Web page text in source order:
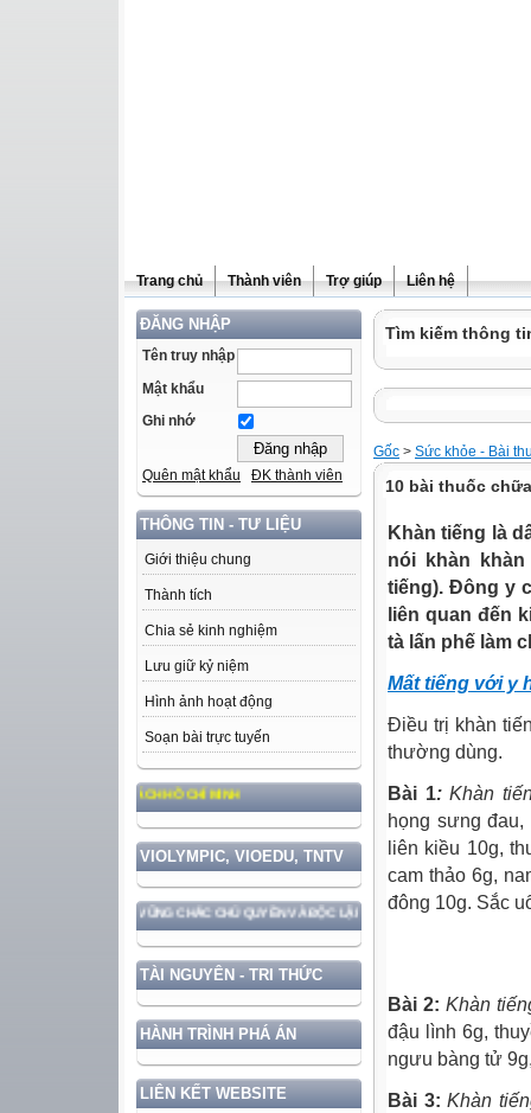
Trang chủ Thành viên Trợ giúp Liên hệ
ĐĂNG NHẬP
Tên truy nhập
Mật khẩu
Ghi nhớ
Quên mật khẩu ĐK thành viên
THÔNG TIN - TƯ LIỆU
Giới thiệu chung
Thành tích
Chia sẻ kinh nghiệm
Lưu giữ kỷ niệm
Hình ảnh hoạt động
Soạn bài trực tuyến
ĐỨC, PHONG CÁCH HỒ CHÍ MINH
VIOLYMPIC, VIOEDU, TNTV
VỚI BẢO VỆ VỮNG CHẮC CHỦ QUYỀN VÀ ĐỘC LẬP DÂN TỘC!
TÀI NGUYÊN - TRI THỨC
HÀNH TRÌNH PHÁ ÁN
LIÊN KẾT WEBSITE
Tìm kiếm thông
Gốc > Sức khỏe - Bài
10 bài thuốc
Khàn tiếng là
nói khàn
tiếng). Đông y
liên quan đến
tà lấn phế làm
Mất tiếng với y
Điều trị khàn
thường dùng.
Bài 1: Khàn
họng sưng
liên kiều 10g,
cam thảo 6g,
đông 10g. Sắc
Bài 2: Khàn
đậu lình 6g,
ngưu bàng tử
Bài 3: Khàn